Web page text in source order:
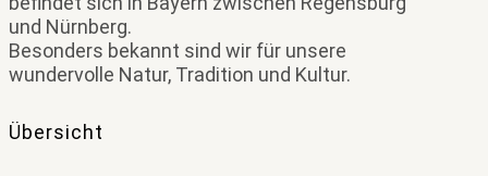
und Nürnberg.
Besonders bekannt sind wir für unsere
wundervolle Natur, Tradition und Kultur.
Übersicht